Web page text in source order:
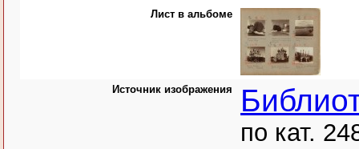
Лист в альбоме
Источник изображения
по кат.